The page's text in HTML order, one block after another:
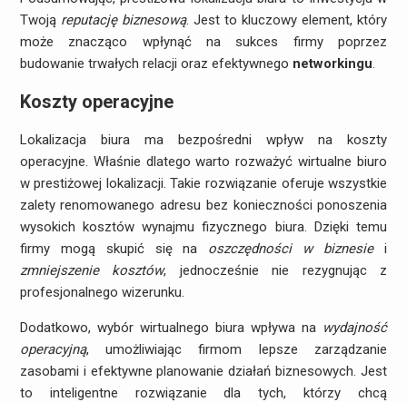
Twoją reputację biznesową. Jest to kluczowy element, który
może znacząco wpłynąć na sukces firmy poprzez
budowanie trwałych relacji oraz efektywnego networkingu.
Koszty operacyjne
Lokalizacja biura ma bezpośredni wpływ na koszty
operacyjne. Właśnie dlatego warto rozważyć wirtualne biuro
w prestiżowej lokalizacji. Takie rozwiązanie oferuje wszystkie
zalety renomowanego adresu bez konieczności ponoszenia
wysokich kosztów wynajmu fizycznego biura. Dzięki temu
firmy mogą skupić się na oszczędności w biznesiei
zmniejszenie kosztów, jednocześnie nie rezygnując z
profesjonalnego wizerunku.
Dodatkowo, wybór wirtualnego biura wpływa na wydajność
operacyjną, umożliwiając firmom lepsze zarządzanie
zasobami i efektywne planowanie działań biznesowych. Jest
to inteligentne rozwiązanie dla tych, którzy chcą